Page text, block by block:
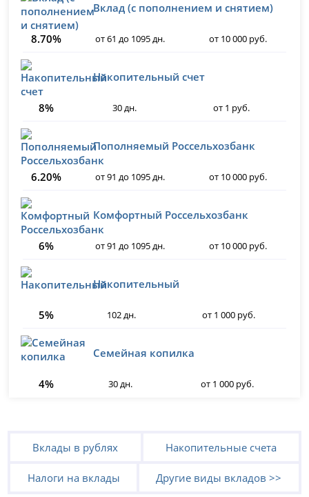
Вклад (с пополнением и снятием)
8.70% от 61 до 1095 дн. от 10 000 руб.
Накопительный счет
8% 30 дн. от 1 руб.
Пополняемый Россельхозбанк
6.20% от 91 до 1095 дн. от 10 000 руб.
Комфортный Россельхозбанк
6% от 91 до 1095 дн. от 10 000 руб.
Накопительный
5% 102 дн. от 1 000 руб.
Семейная копилка
4% 30 дн. от 1 000 руб.
Вклады в рублях Накопительные счета
Налоги на вклады Другие виды вкладов >>